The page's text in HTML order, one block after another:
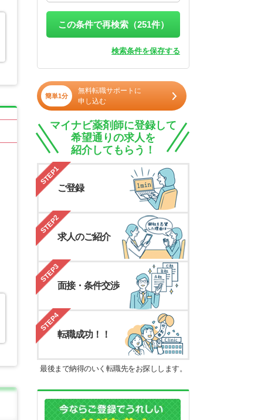
この条件で再検索（251件）
検索条件を保存する
簡単1分
無料転職サポートに
申し込む
マイナビ薬剤師に登録して
希望通りの求人を
紹介してもらう！
STEP1
ご登録
STEP2
求人のご紹介
STEP3
面接・条件交渉
STEP4
転職成功！！
最後まで納得のいく転職先をお探しします。